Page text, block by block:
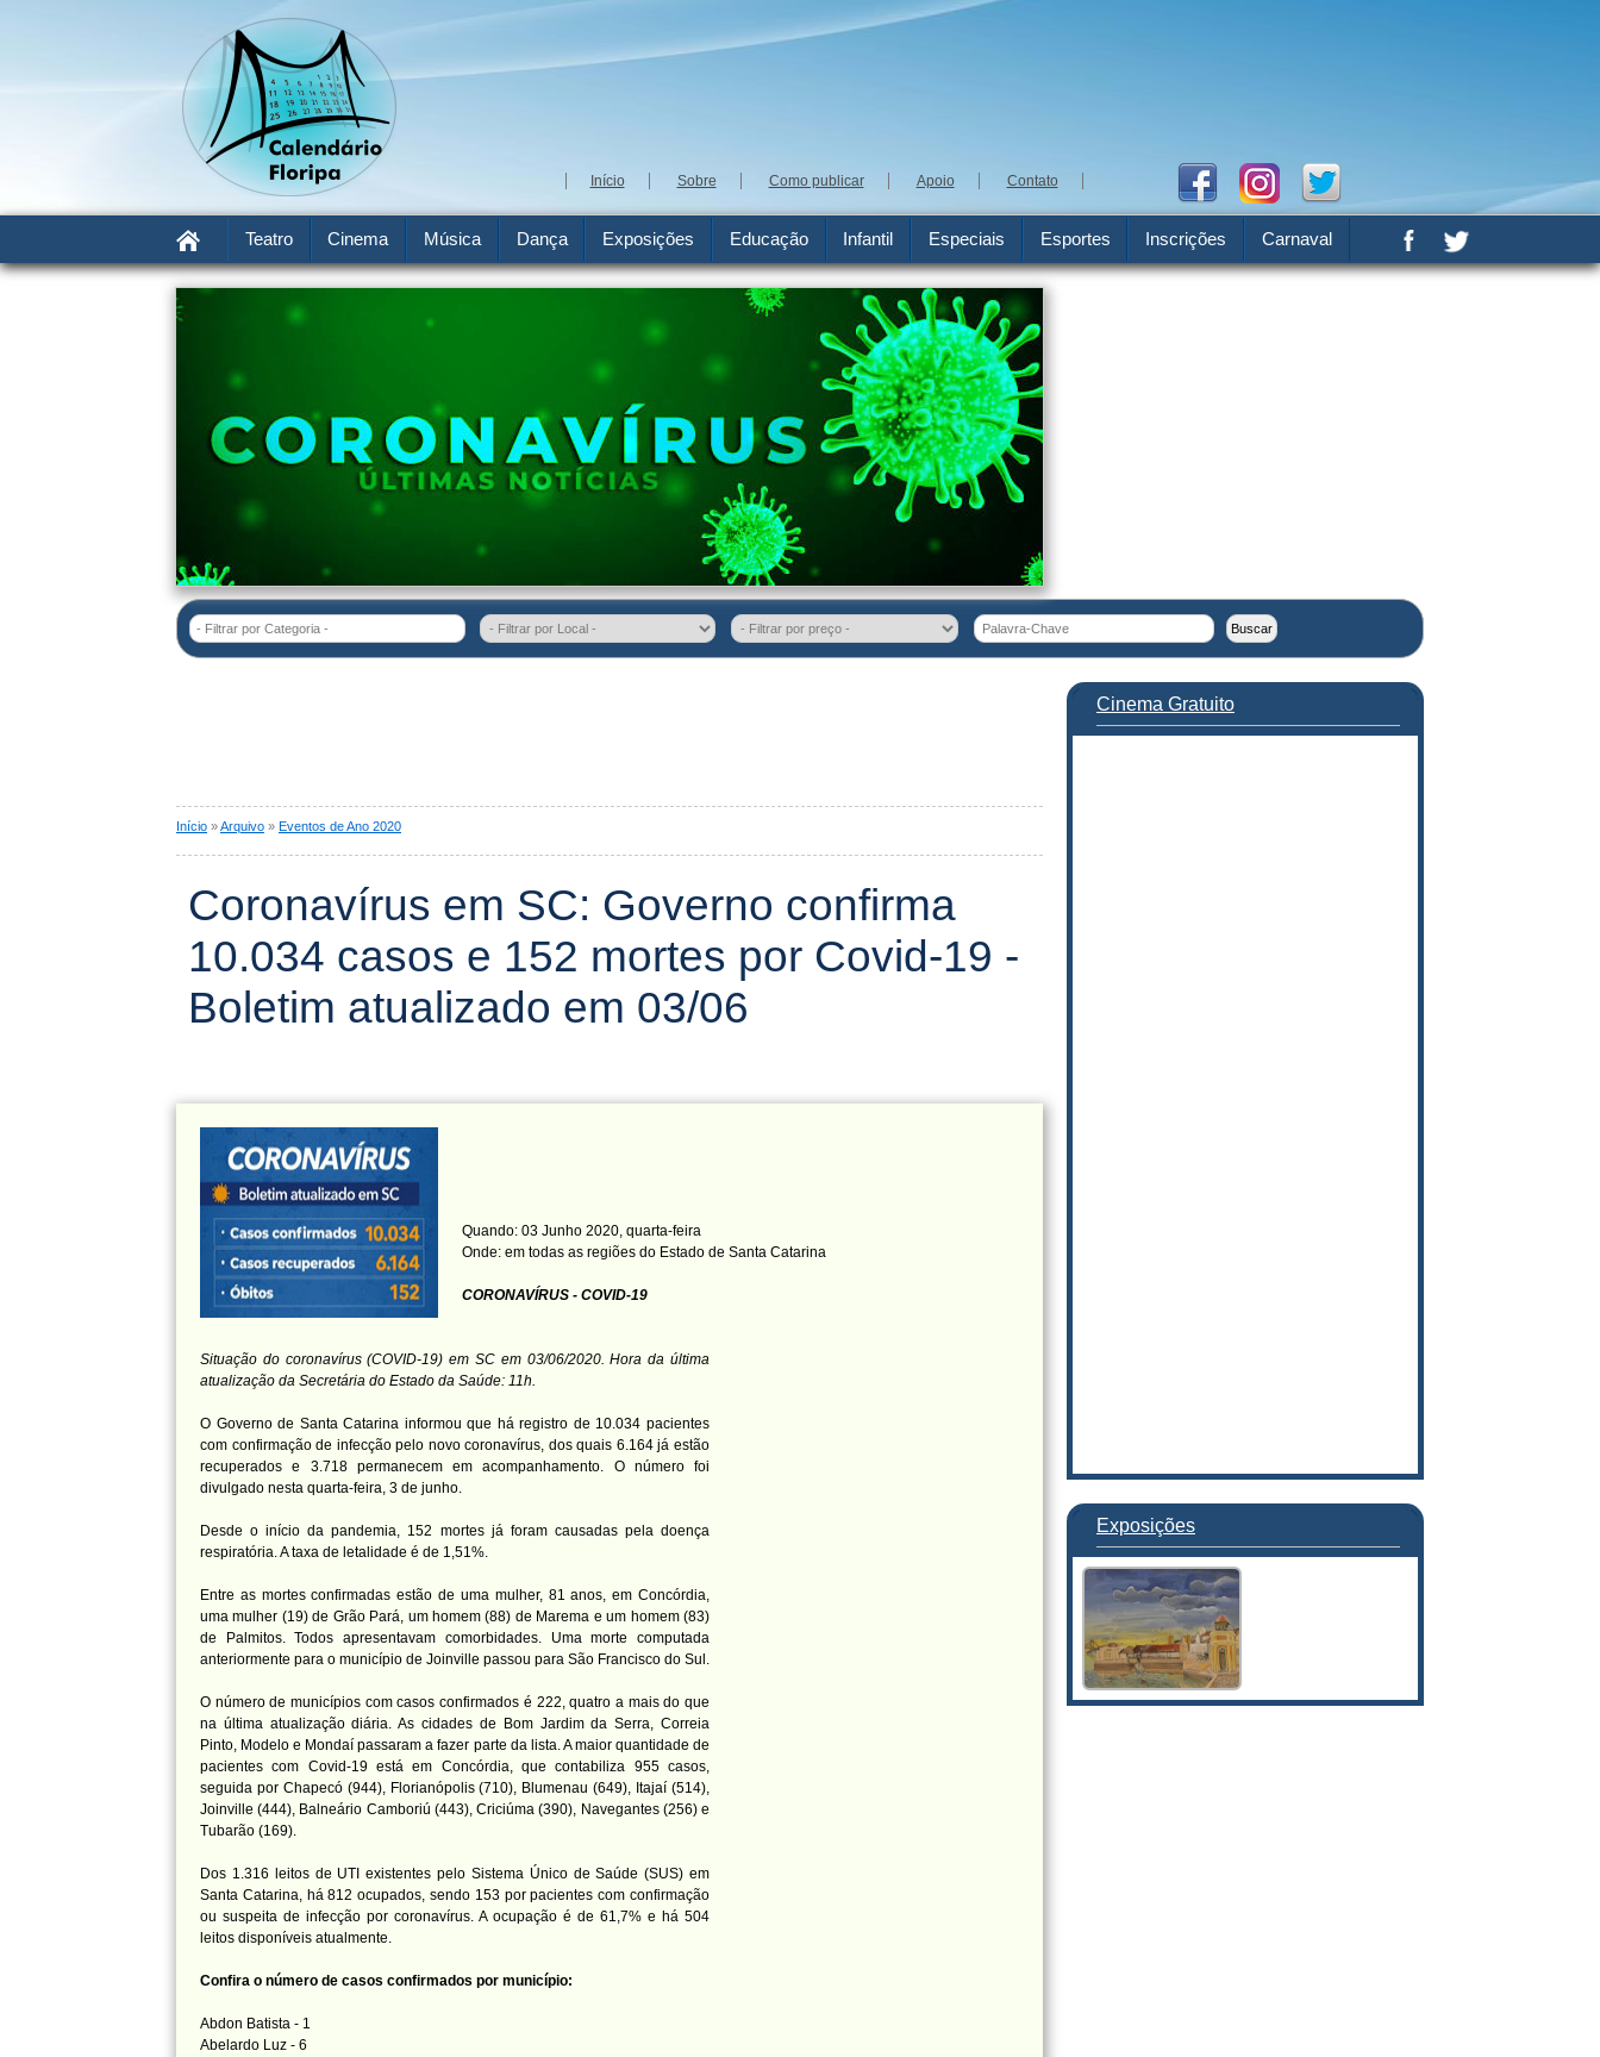
Início Sobre Como publicar Apoio Contato
Teatro Cinema Música Dança Exposições Educação Infantil Especiais Esportes Inscrições Carnaval
- Filtrar por Categoria -
Início »Arquivo » Eventos de Ano 2020
Coronavírus em SC: Governo confirma
10.034 casos e 152 mortes por Covid-19 -
Boletim atualizado em 03/06
Quando: 03 Junho 2020, quarta-feira
Onde: em todas as regiões do Estado de Santa Catarina
CORONAVÍRUS - COVID-19
Situação do coronavírus (COVID-19) em SC em 03/06/2020. Hora da última
atualização da Secretária do Estado da Saúde: 11h.
O Governo de Santa Catarina informou que há registro de 10.034 pacientes
com confirmação de infecção pelo novo coronavírus, dos quais 6.164 já estão
recuperados e 3.718 permanecem em acompanhamento. O número foi
divulgado nesta quarta-feira, 3 de junho.
Desde o início da pandemia, 152 mortes já foram causadas pela doença
respiratória. A taxa de letalidade é de 1,51%.
Entre as mortes confirmadas estão de uma mulher, 81 anos, em Concórdia,
uma mulher (19) de Grão Pará, um homem (88) de Marema e um homem (83)
de Palmitos. Todos apresentavam comorbidades. Uma morte computada
anteriormente para o município de Joinville passou para São Francisco do Sul.
O número de municípios com casos confirmados é 222, quatro a mais do que
na última atualização diária. As cidades de Bom Jardim da Serra, Correia
Pinto, Modelo e Mondaí passaram a fazer parte da lista. A maior quantidade de
pacientes com Covid-19 está em Concórdia, que contabiliza 955 casos,
seguida por Chapecó (944), Florianópolis (710), Blumenau (649), Itajaí (514),
Joinville (444), Balneário Camboriú (443), Criciúma (390), Navegantes (256) e
Tubarão (169).
Dos 1.316 leitos de UTI existentes pelo Sistema Único de Saúde (SUS) em
Santa Catarina, há 812 ocupados, sendo 153 por pacientes com confirmação
ou suspeita de infecção por coronavírus. A ocupação é de 61,7% e há 504
leitos disponíveis atualmente.
Confira o número de casos confirmados por município:
Abdon Batista - 1
Abelardo Luz - 6
Cinema Gratuito
Exposições